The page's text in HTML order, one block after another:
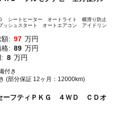
シートヒーター オートライト 横滑り防止
シュスタート オートエアコン アイドリン
: 97 万円
: 89 万円
8 万円
付き
(部分保証 12ヶ月：12000km)
ーフティＰＫＧ ４ＷＤ ＣＤオ